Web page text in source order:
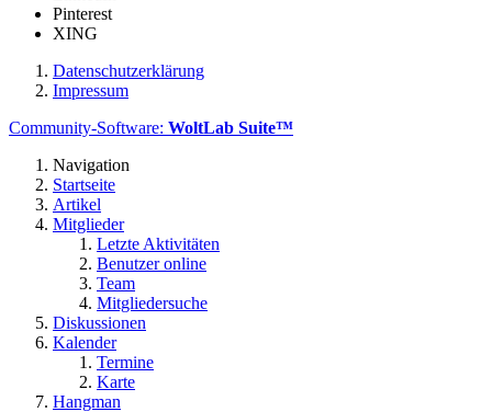
Pinterest
XING
Datenschutzerklärung
Impressum
Community-Software: WoltLab Suite™
Navigation
Startseite
Artikel
Mitglieder
Letzte Aktivitäten
Benutzer online
Team
Mitgliedersuche
Diskussionen
Kalender
Termine
Karte
Hangman